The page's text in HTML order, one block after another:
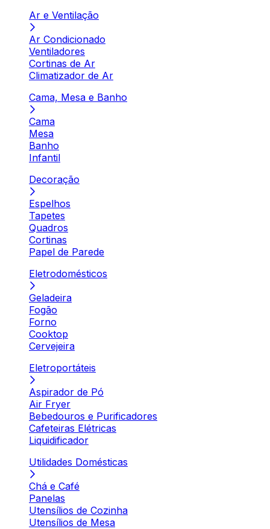
Ar e Ventilação
Ar Condicionado
Ventiladores
Cortinas de Ar
Climatizador de Ar
Cama, Mesa e Banho
Cama
Mesa
Banho
Infantil
Decoração
Espelhos
Tapetes
Quadros
Cortinas
Papel de Parede
Eletrodomésticos
Geladeira
Fogão
Forno
Cooktop
Cervejeira
Eletroportáteis
Aspirador de Pó
Air Fryer
Bebedouros e Purificadores
Cafeteiras Elétricas
Liquidificador
Utilidades Domésticas
Chá e Café
Panelas
Utensílios de Cozinha
Utensílios de Mesa